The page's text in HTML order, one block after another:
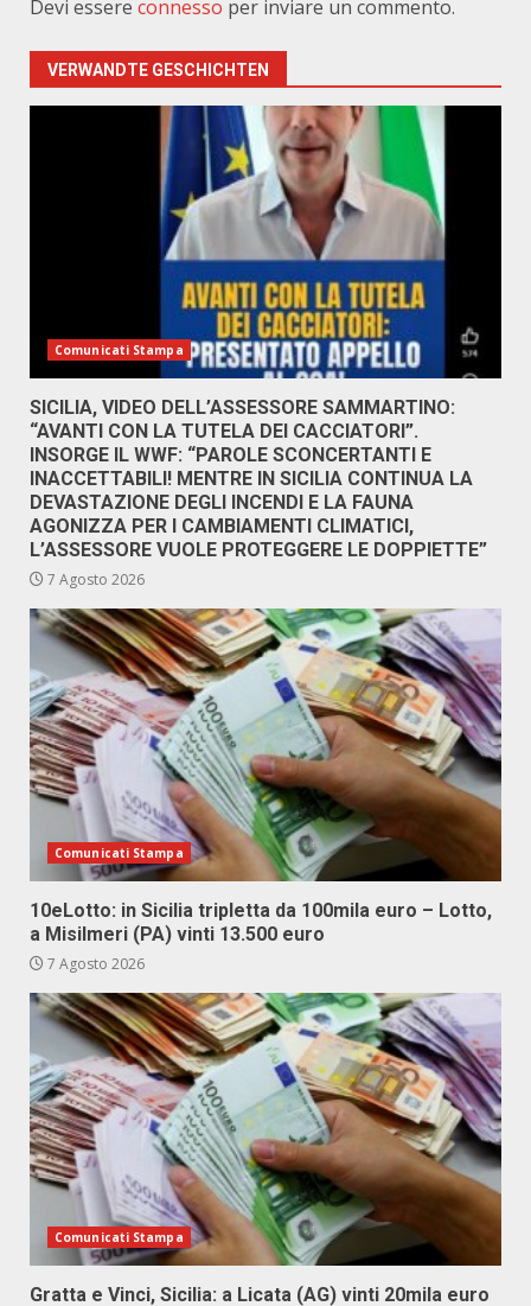
Devi essere connesso per inviare un commento.
VERWANDTE GESCHICHTEN
Comunicati Stampa
SICILIA, VIDEO DELL’ASSESSORE SAMMARTINO:
“AVANTI CON LA TUTELA DEI CACCIATORI”.
INSORGE IL WWF: “PAROLE SCONCERTANTI E
INACCETTABILI! MENTRE IN SICILIA CONTINUA LA
DEVASTAZIONE DEGLI INCENDI E LA FAUNA
AGONIZZA PER I CAMBIAMENTI CLIMATICI,
L’ASSESSORE VUOLE PROTEGGERE LE DOPPIETTE”
7 Agosto 2026
Comunicati Stampa
10eLotto: in Sicilia tripletta da 100mila euro – Lotto,
a Misilmeri (PA) vinti 13.500 euro
7 Agosto 2026
Comunicati Stampa
Gratta e Vinci, Sicilia: a Licata (AG) vinti 20mila euro